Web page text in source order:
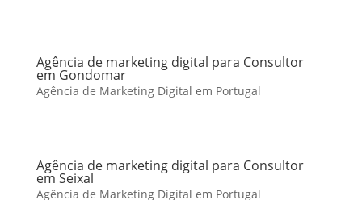
Agência de marketing digital para Consultor
em Gondomar
Agência de Marketing Digital em Portugal
Agência de marketing digital para Consultor
em Seixal
Agência de Marketing Digital em Portugal